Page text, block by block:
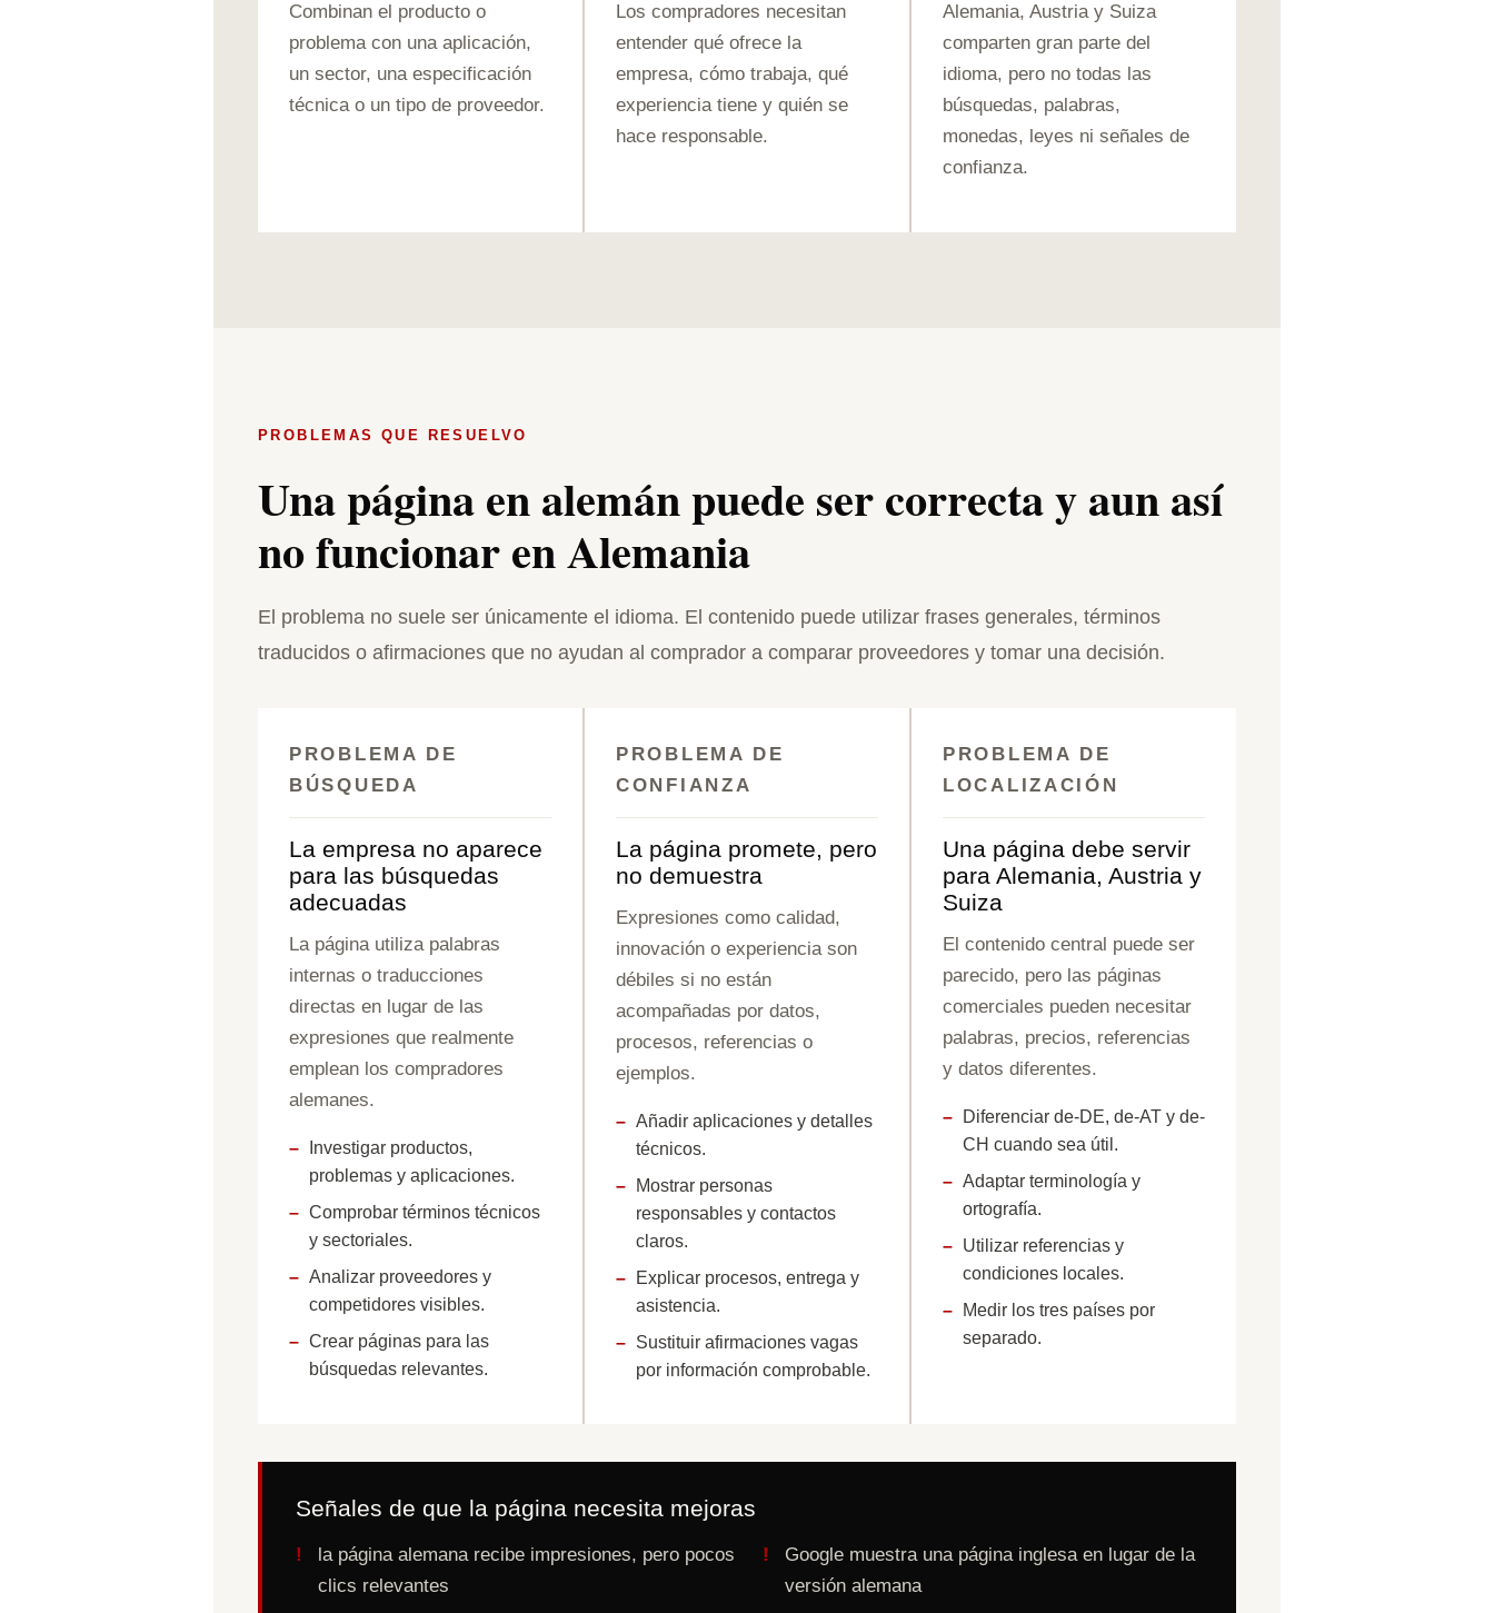
Combinan el producto o
problema con una aplicación,
un sector, una especificación
técnica o un tipo de proveedor.
Los compradores necesitan
entender qué ofrece la
empresa, cómo trabaja, qué
experiencia tiene y quién se
hace responsable.
Alemania, Austria y Suiza
comparten gran parte del
idioma, pero no todas las
búsquedas, palabras,
monedas, leyes ni señales de
confianza.
PROBLEMAS QUE RESUELVO
Una página en alemán puede ser correcta y aun así
no funcionar en Alemania
El problema no suele ser únicamente el idioma. El contenido puede utilizar frases generales, términos
traducidos o afirmaciones que no ayudan al comprador a comparar proveedores y tomar una decisión.
PROBLEMA DE
BÚSQUEDA
La empresa no aparece
para las búsquedas
adecuadas
La página utiliza palabras
internas o traducciones
directas en lugar de las
expresiones que realmente
emplean los compradores
alemanes.
Investigar productos,
problemas y aplicaciones.
Comprobar términos técnicos
y sectoriales.
Analizar proveedores y
competidores visibles.
Crear páginas para las
búsquedas relevantes.
PROBLEMA DE
CONFIANZA
La página promete, pero
no demuestra
Expresiones como calidad,
innovación o experiencia son
débiles si no están
acompañadas por datos,
procesos, referencias o
ejemplos.
Añadir aplicaciones y detalles
técnicos.
Mostrar personas
responsables y contactos
claros.
Explicar procesos, entrega y
asistencia.
Sustituir afirmaciones vagas
por información comprobable.
PROBLEMA DE
LOCALIZACIÓN
Una página debe servir
para Alemania, Austria y
Suiza
El contenido central puede ser
parecido, pero las páginas
comerciales pueden necesitar
palabras, precios, referencias
y datos diferentes.
Diferenciar de-DE, de-AT y de-
CH cuando sea útil.
Adaptar terminología y
ortografía.
Utilizar referencias y
condiciones locales.
Medir los tres países por
separado.
Señales de que la página necesita mejoras
la página alemana recibe impresiones, pero pocos
clics relevantes
Google muestra una página inglesa en lugar de la
versión alemana